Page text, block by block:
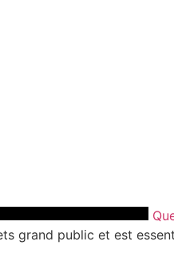
grand public et est